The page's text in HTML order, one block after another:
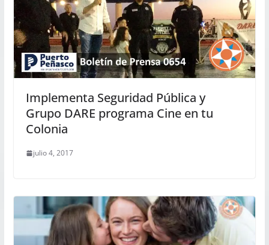
Implementa Seguridad Pública y
Grupo DARE programa Cine en tu
Colonia
julio 4, 2017